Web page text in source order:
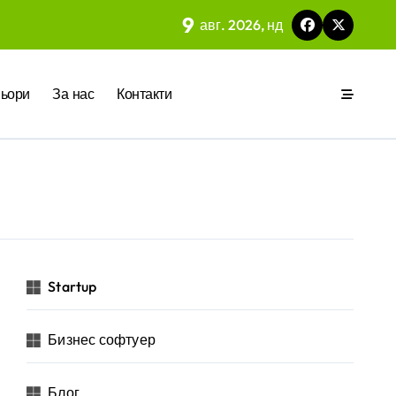
за бъдещето на технологиите и AI
изкуствен интелект в хотелиерството
9 авг. 2026, нд
За нас Контакти
Startup
Бизнес софтуер
Блог